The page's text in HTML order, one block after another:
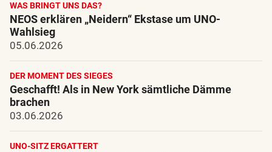
WAS BRINGT UNS DAS?
NEOS erklären „Neidern“ Ekstase um UNO-
Wahlsieg
05.06.2026
DER MOMENT DES SIEGES
Geschafft! Als in New York sämtliche Dämme
brachen
03.06.2026
UNO-SITZ ERGATTERT